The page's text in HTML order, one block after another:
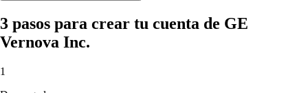
3 pasos para crear tu cuenta de GE
Vernova Inc.
1